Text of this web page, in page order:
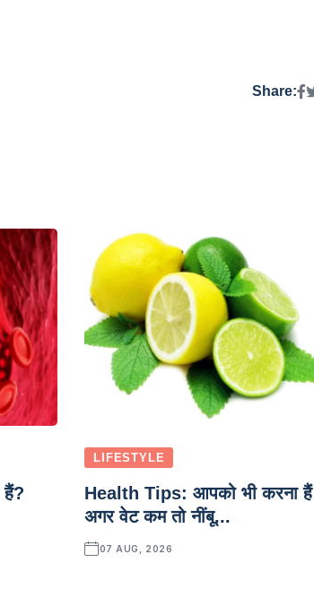
Share:
हैं?
LIFESTYLE
Health Tips: आपको भी करना हैं
अगर वेट कम तो नींबू...
07 AUG, 2026